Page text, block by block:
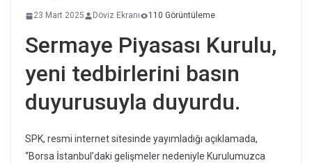
23 Mart 2025 Döviz Ekranı 110 Görüntüleme
Sermaye Piyasası Kurulu,
yeni tedbirlerini basın
duyurusuyla duyurdu.
SPK, resmi internet sitesinde yayımladığı açıklamada,
“Borsa İstanbul’daki gelişmeler nedeniyle Kurulumuzca